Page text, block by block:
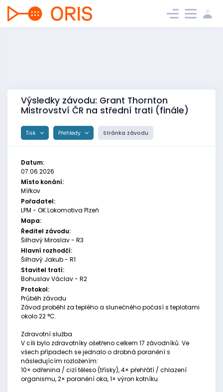
Výsledky závodu: Grant Thornton
Mistrovství ČR na střední trati (finále)
Tisk Přehledy Stránka závodu
Datum:
07.06.2026
Místo konání:
Mířkov
Pořadatel:
LPM - OK Lokomotiva Plzeň
Mapa:
Ředitel závodu:
Šilhavý Miroslav - R3
Hlavní rozhodčí:
Šilhavý Jakub - R1
Stavitel tratí:
Bohuslav Václav - R2
Protokol:
Průběh závodu
Závod proběhl za teplého a slunečného počasí s teplotami
okolo 22 °C.
Zdravotní služba
V cíli bylo zdravotníky ošetřeno celkem 17 závodníků. Ve
všech případech se jednalo o drobná poranění s
následujícím rozložením:
10× odřenina / cizí těleso (třísky), 4× přehřátí / chlazení
organismu, 2× poranění oka, 1× výron kotníku.